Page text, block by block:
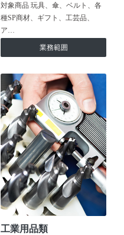
対象商品 玩具、傘、ベルト、各
種SP商材、ギフト、工芸品、
ア…
業務範囲
工業用品類